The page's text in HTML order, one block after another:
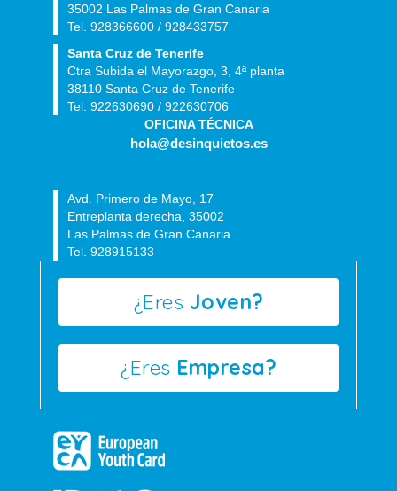
35002 Las Palmas de Gran Canaria
Tel. 928366600 / 928433757
Santa Cruz de Tenerife
Ctra Subida el Mayorazgo, 3, 4ª planta
38110 Santa Cruz de Tenerife
Tel. 922630690 / 922630706
OFICINA TÉCNICA
hola@desinquietos.es
Avd. Primero de Mayo, 17
Entreplanta derecha, 35002
Las Palmas de Gran Canaria
Tel. 928915133
¿Eres Joven?
¿Eres Empresa?